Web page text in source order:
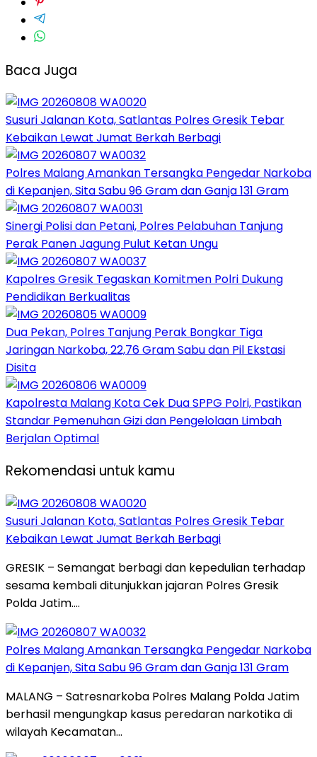
Baca Juga
Susuri Jalanan Kota, Satlantas Polres Gresik Tebar
Kebaikan Lewat Jumat Berkah Berbagi
Polres Malang Amankan Tersangka Pengedar Narkoba
di Kepanjen, Sita Sabu 96 Gram dan Ganja 131 Gram
Sinergi Polisi dan Petani, Polres Pelabuhan Tanjung
Perak Panen Jagung Pulut Ketan Ungu
Kapolres Gresik Tegaskan Komitmen Polri Dukung
Pendidikan Berkualitas
Dua Pekan, Polres Tanjung Perak Bongkar Tiga
Jaringan Narkoba, 22,76 Gram Sabu dan Pil Ekstasi
Disita
Kapolresta Malang Kota Cek Dua SPPG Polri, Pastikan
Standar Pemenuhan Gizi dan Pengelolaan Limbah
Berjalan Optimal
Rekomendasi untuk kamu
Susuri Jalanan Kota, Satlantas Polres Gresik Tebar
Kebaikan Lewat Jumat Berkah Berbagi
GRESIK – Semangat berbagi dan kepedulian terhadap
sesama kembali ditunjukkan jajaran Polres Gresik
Polda Jatim….
Polres Malang Amankan Tersangka Pengedar Narkoba
di Kepanjen, Sita Sabu 96 Gram dan Ganja 131 Gram
MALANG – Satresnarkoba Polres Malang Polda Jatim
berhasil mengungkap kasus peredaran narkotika di
wilayah Kecamatan…